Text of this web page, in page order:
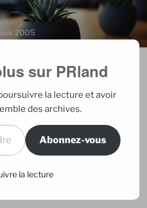
2005
magazine
tard, le premier généraliste (à
français arrive
se télécharge en pdf
sur PRland
la lecture et avoir
des archives.
Abonnez-vous
la lecture